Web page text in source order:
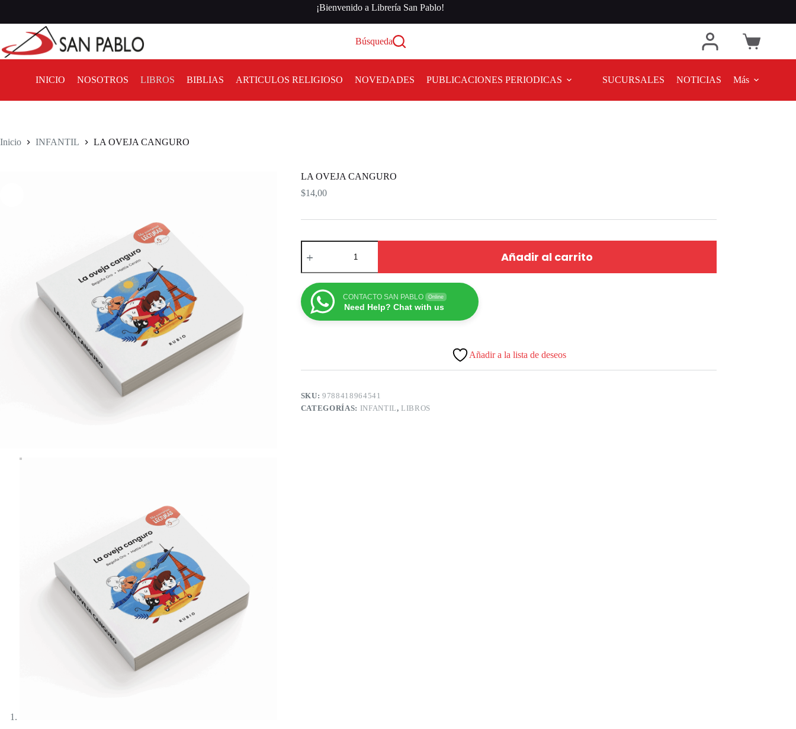
¡Bienvenido a Librería San Pablo!
Búsqueda
INICIO NOSOTROS LIBROS BIBLIAS ARTICULOS RELIGIOSO NOVEDADES PUBLICACIONES PERIODICAS SUCURSALES NOTICIAS Más
Inicio INFANTIL LA OVEJA CANGURO
LA OVEJA CANGURO
$14,00
Añadir al carrito
CONTACTO SAN PABLO Online
Need Help? Chat with us
Añadir a la lista de deseos
SKU:9788418964541
CATEGORÍAS: INFANTIL,LIBROS